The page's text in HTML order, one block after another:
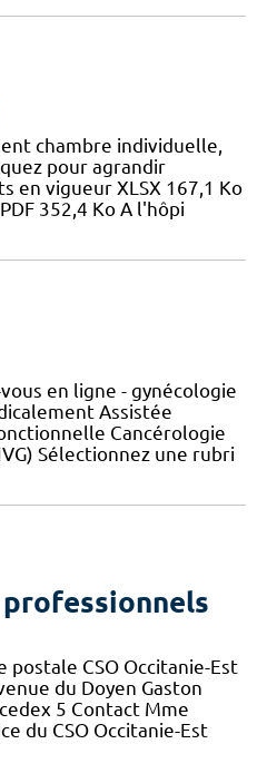
chambre individuelle,
pour agrandir
en vigueur XLSX 167,1 Ko
352,4 Ko A l'hôpi
en ligne - gynécologie
Assistée
Cancérologie
Sélectionnez une rubri
CSO Occitanie-Est
du Doyen Gaston
5 Contact Mme
du CSO Occitanie-Est